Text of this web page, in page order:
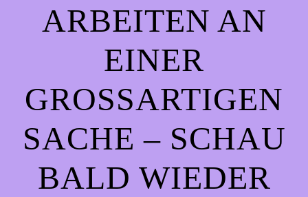
ARBEITEN AN
EINER
GROSSARTIGEN S
ACHE – SCHAU B
ALD WIEDER V